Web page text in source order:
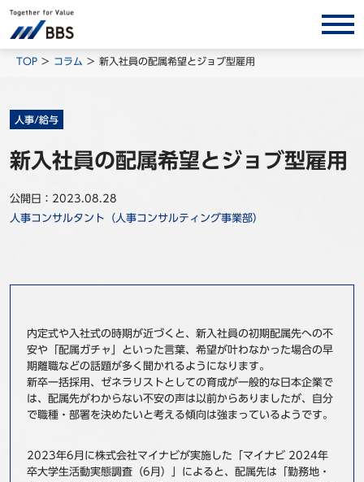
サービス/ソリューション
出版書籍
事例
ニュース
TOP コラム 新入社員の配属希望とジョブ型雇用
人事/給与
新入社員の配属希望とジョブ型雇用
公開日：2023.08.28
人事コンサルタント（人事コンサルティング事業部）
内定式や入社式の時期が近づくと、新入社員の初期配属先への不
安や「配属ガチャ」といった言葉、希望が叶わなかった場合の早
期離職などの話題が多く聞かれるようになります。
新卒一括採用、ゼネラリストとしての育成が一般的な日本企業で
は、配属先がわからない不安の声は以前からありましたが、自分
で職種・部署を決めたいと考える傾向は強まっているようです。
2023年6月に株式会社マイナビが実施した「マイナビ 2024年
卒大学生活動実態調査（6月）」によると、配属先は「勤務地・